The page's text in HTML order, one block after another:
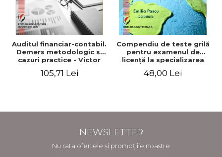
Auditul financiar-contabil.
Demers metodologic si
cazuri practice - Victor
105,71 Lei
Compendiu de teste grilă
pentru examenul de
licenţă la specializarea
turismului şi serviciilor"
48,00 Lei
NEWSLETTER
Nu rata ofertele și promoțiile noastre